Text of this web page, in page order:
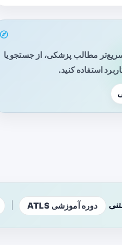
مطالب پزشکی، از جستجو یا
استفاده کنید.
دوره آموزشی ATLS